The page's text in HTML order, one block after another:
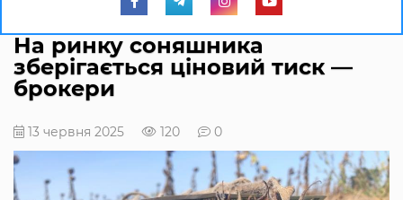
На ринку соняшника
зберігається ціновий тиск —
брокери
13 червня 2025 120 0